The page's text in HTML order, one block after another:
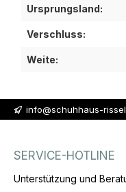
Ursprungsland:
Verschluss:
Weite:
info@schuhhaus-
SERVICE-HOTLINE
Unterstützung und